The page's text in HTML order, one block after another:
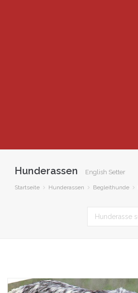
Hunderassen English Setter
Startseite Hunderassen Begleithunde